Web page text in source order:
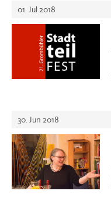
01. Jul 2018
30. Jun 2018